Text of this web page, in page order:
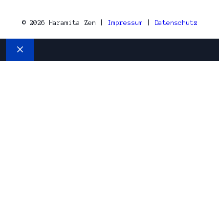
© 2026 Haramita Zen | Impressum Datenschutz
Schließen